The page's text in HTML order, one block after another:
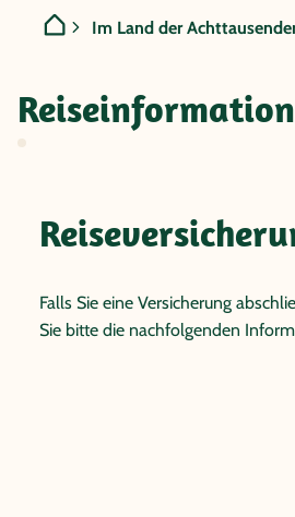
Im Land der
Falls Sie eine Versicherung
Sie bitte die nachfolgenden